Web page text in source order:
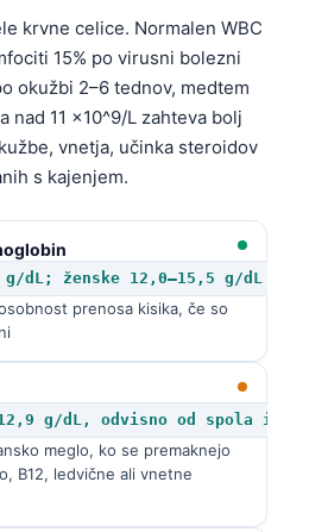
krvne celice. Normalen WBC
15% po virusni bolezni
okužbi 2–6 tednov, medtem
nad 11 x10^9/L zahteva bolj
vnetja, učinka steroidov
s kajenjem.
g/dL; ženske 12,0–15,5 g/dL
prenosa kisika, če so
g/dL, odvisno od spola in
meglo, ko se premaknejo
B12, ledvične ali vnetne